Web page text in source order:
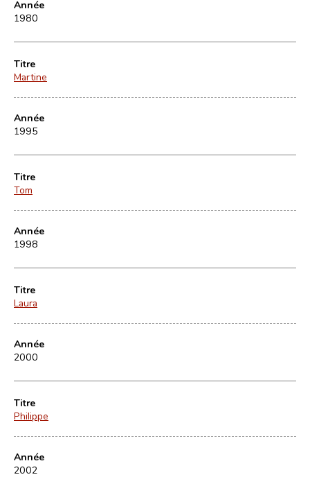
Année
1980
Titre
Martine
Année
1995
Titre
Tom
Année
1998
Titre
Laura
Année
2000
Titre
Philippe
Année
2002